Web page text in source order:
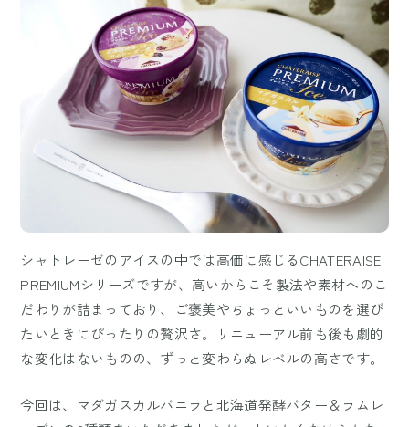
シャトレーゼのアイスの中では高価に感じるCHATERAISE
PREMIUMシリーズですが、高いからこそ製法や素材へのこ
だわりが詰まっており、ご褒美やちょっといいものを選び
たいときにぴったりの贅沢さ。リニューアル前も後も劇的
な変化はないものの、ずっと変わらぬレベルの高さです。
今回は、マダガスカルバニラと北海道発酵バター＆ラムレ